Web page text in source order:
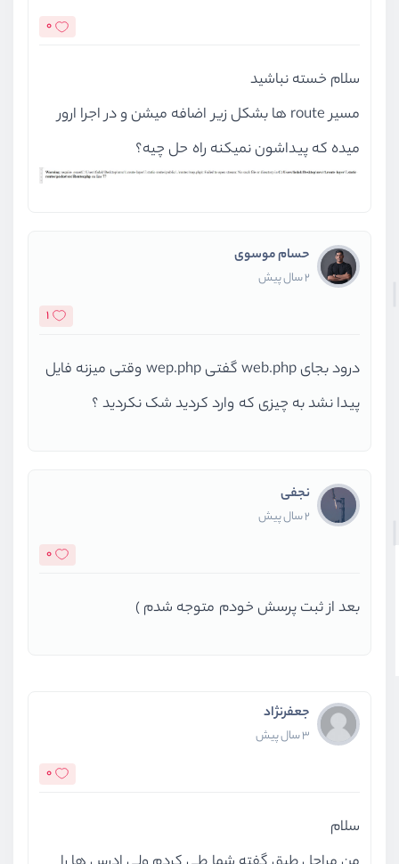
0
سلام خسته نباشید
مسیر route ها بشکل زیر اضافه میشن و در اجرا ارور
میده که پیداشون نمیکنه راه حل چیه؟
حسام موسوی
2 سال پیش
1
درود بجای web.php گفتی wep.php وقتی میزنه فایل
پیدا نشد به چیزی که وارد کردید شک نکردید ؟
نجفی
2 سال پیش
0
بعد از ثبت پرسش خودم متوجه شدم )
جعفرنژاد
3 سال پیش
0
سلام